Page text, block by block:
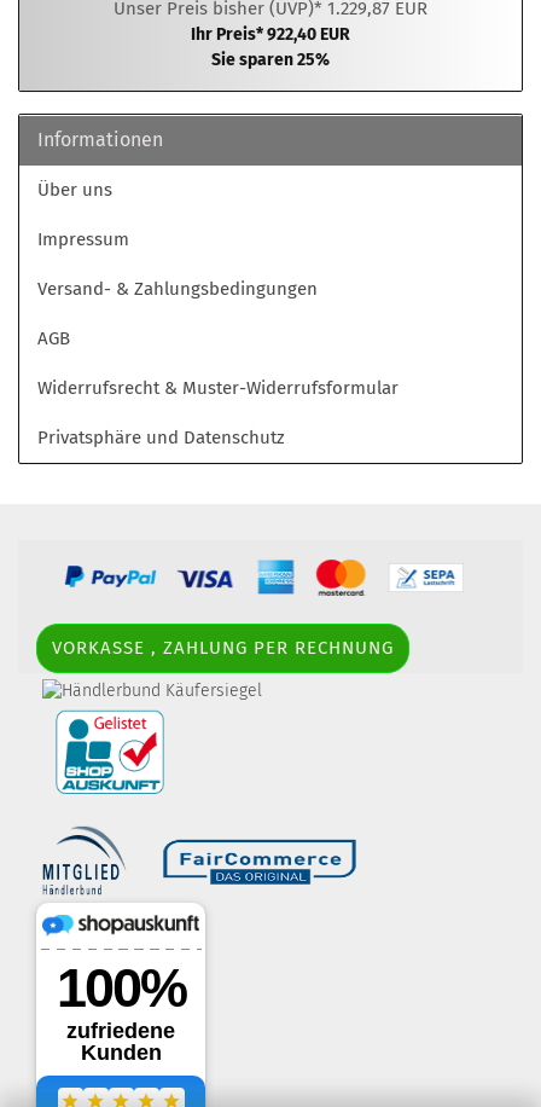
Unser Preis bisher (UVP)* 1.229,87 EUR
Ihr Preis* 922,40 EUR
Sie sparen 25%
Informationen
Über uns
Impressum
Versand- & Zahlungsbedingungen
AGB
Widerrufsrecht & Muster-Widerrufsformular
Privatsphäre und Datenschutz
VORKASSE , ZAHLUNG PER RECHNUNG